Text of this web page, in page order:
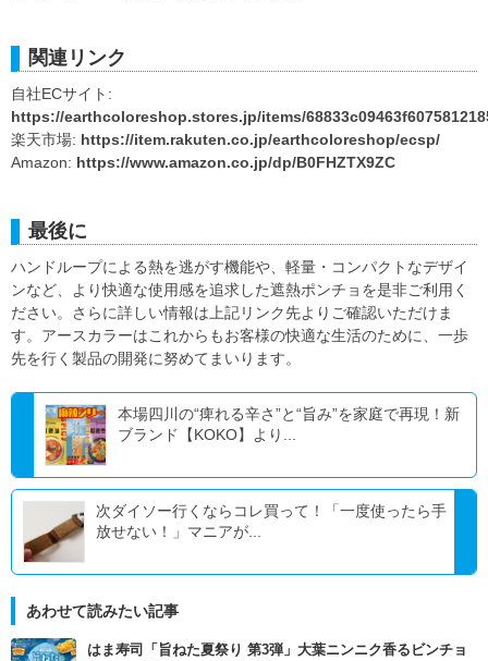
関連リンク
自社ECサイト:
https://earthcoloreshop.stores.jp/items/
楽天市場: https://item.rakuten.co.jp/earthcoloreshop/ecsp/
Amazon: https://www.amazon.co.jp/dp/B0FHZTX9ZC
最後に
ハンドループによる熱を逃がす機能や、軽量・コンパクトなデザイ
ンなど、より快適な使用感を追求した遮熱ポンチョを是非ご利用く
ださい。さらに詳しい情報は上記リンク先よりご確認いただけま
す。アースカラーはこれからもお客様の快適な生活のために、一歩
先を行く製品の開発に努めてまいります。
本場四川の“痺れる辛さ”と“旨み”を家庭で再現！新
ブランド【KOKO】より...
次ダイソー行くならコレ買って！「一度使ったら手
放せない！」マニアが...
あわせて読みたい記事
はま寿司「旨ねた夏祭り 第3弾」大葉ニンニク香るビンチョ